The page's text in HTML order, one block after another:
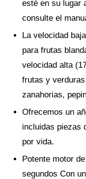
esté en su lugar
consulte el
La velocidad
para frutas
velocidad alta
frutas y
zanahorias,
Ofrecemos un
incluidas piezas
por vida.
Potente motor
segundos Con